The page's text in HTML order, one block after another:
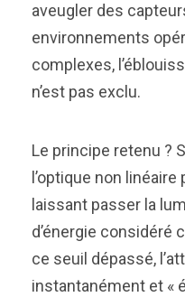
aveugler des
environnements
complexes,
n’est pas exclu.
Le principe retenu ?
l’optique non
laissant passer la
d’énergie considéré
ce seuil dépassé,
instantanément et «